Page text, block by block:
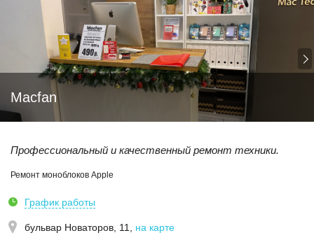
Macfan
Профессиональный и качественный ремонт техники.
Ремонт моноблоков Apple
График работы
бульвар Новаторов, 11 на карте